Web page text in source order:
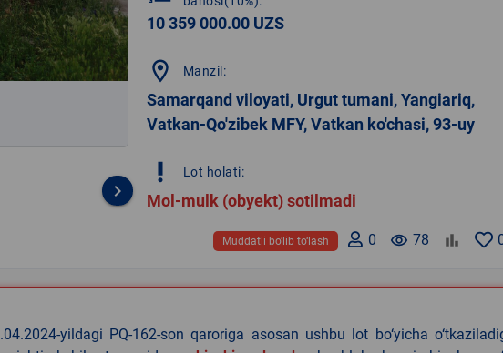
keyboard_arrow_right
10 359 000.00 UZS
location_on Manzil:
Samarqand viloyati, Urgut tumani, Yangiariq,
Vatkan-Qo'zibek MFY, Vatkan ko'chasi, 93-uy
priority_high Lot holati:
Mol-mulk (obyekt) sotilmadi
remove_red_eye 78
0
Muddatli bo‘lib to‘lash
yildagi PQ-162-son qaroriga asosan ushbu lot bo‘yicha